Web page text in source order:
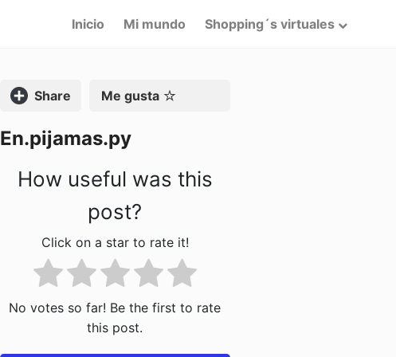
Inicio Mi mundo Shopping´s virtuales
Compartir Me gusta
En.pijamas.py
How useful was this
post?
Click on a star to rate it!
No votes so far! Be the first to rate
this post.